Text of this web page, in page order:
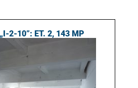
2-10”: ET. 2, 143 MP